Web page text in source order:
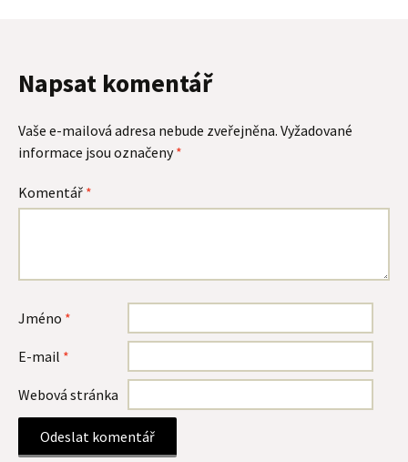
Napsat komentář
Vaše e-mailová adresa nebude zveřejněna. Vyžadované
informace jsou označeny*
Komentář *
Jméno *
E-mail *
Webová stránka